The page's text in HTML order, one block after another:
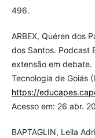
496.
ARBEX, Quéren dos
dos Santos. Podcast
extensão em debate.
Tecnologia de Goiás
https://
Acesso em: 26 abr.
BAPTAGLIN, Leila